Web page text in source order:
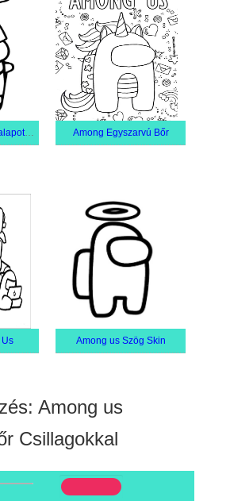
Among Us Vicces Kalapot Visel Among Egyszarvú Bőr
Among us Szög Skin
Among us
Csillagokkal